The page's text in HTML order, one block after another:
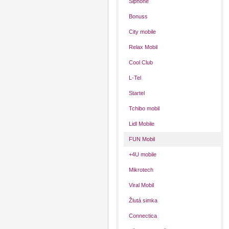
Bonuss
City mobile
Relax Mobil
Cool Club
L-Tel
Startel
Tchibo mobil
Lidl Mobile
FUN Mobil
+4U mobile
Mikrotech
Viral Mobil
Žlutá simka
Connectica